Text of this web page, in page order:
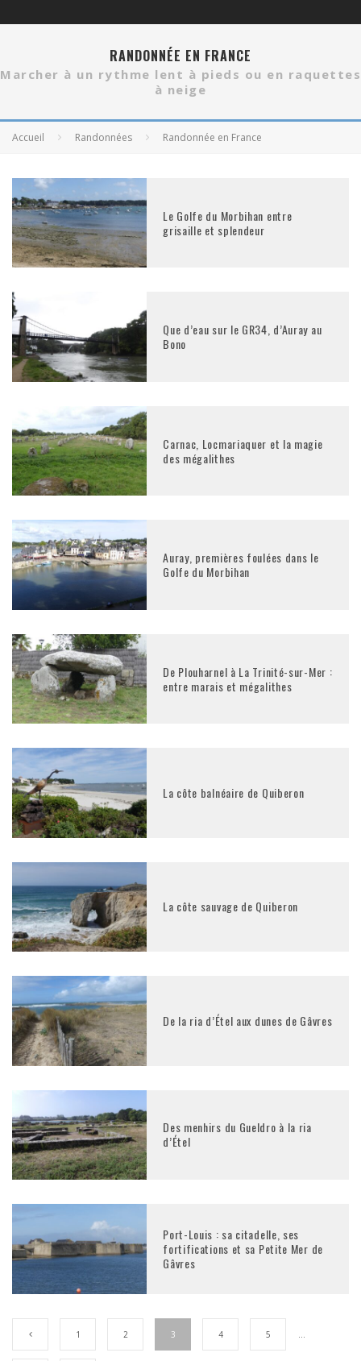
RANDONNÉE EN FRANCE
Marcher à un rythme lent à pieds ou en raquettes
à neige
Accueil Randonnées Randonnée en France
Le Golfe du Morbihan entre
grisaille et splendeur
Que d’eau sur le GR34, d’Auray au
Bono
Carnac, Locmariaquer et la magie
des mégalithes
Auray, premières foulées dans le
Golfe du Morbihan
De Plouharnel à La Trinité-sur-Mer :
entre marais et mégalithes
La côte balnéaire de Quiberon
La côte sauvage de Quiberon
De la ria d’Étel aux dunes de Gâvres
Des menhirs du Gueldro à la ria
d’Étel
Port-Louis : sa citadelle, ses
fortifications et sa Petite Mer de
Gâvres
1 2 3 4 5